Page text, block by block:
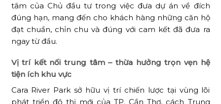
tâm của Chủ đầu tư trong việc đưa dự án về đích
đúng hạn, mang đến cho khách hàng những căn hộ
đạt chuẩn, chỉn chu và đúng với cam kết đã đưa ra
ngay từ đầu.
Vị trí kết nối trung tâm – thừa hưởng trọn vẹn hệ
tiện ích khu vực
Cara River Park sở hữu vị trí chiến lược tại vùng lõi
phát triển đô thị mới của TP. Cần Thơ, cách Trung